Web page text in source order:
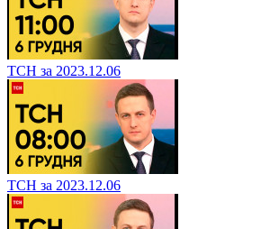
ТСН за 2023.12.06
ТСН за 2023.12.06